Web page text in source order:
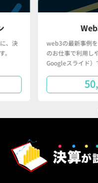
Web3
web3の最新事例を日
のお仕事で利用しや
Googleスライド）で